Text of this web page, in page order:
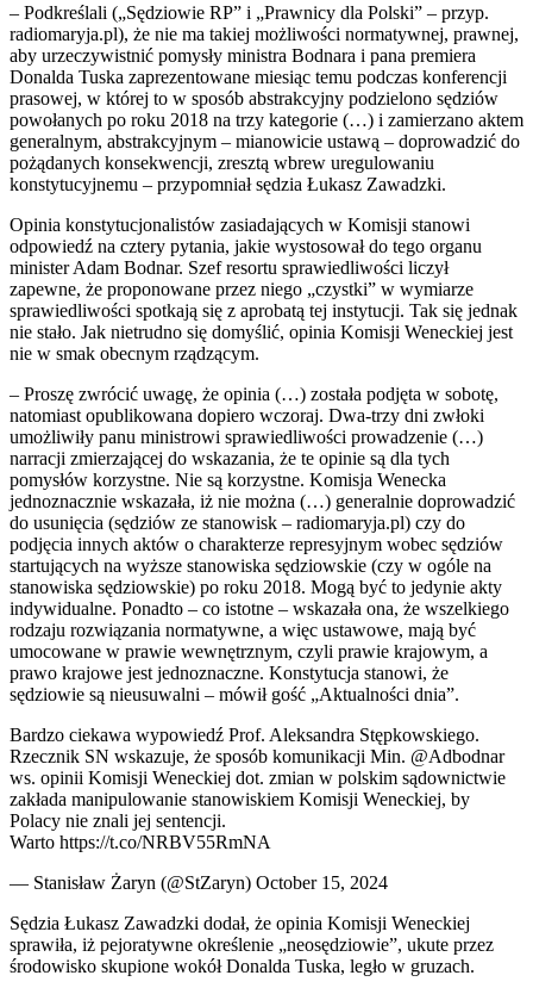
– Podkreślali („Sędziowie RP” i „Prawnicy dla Polski” – przyp.
radiomaryja.pl), że nie ma takiej możliwości normatywnej, prawnej,
aby urzeczywistnić pomysły ministra Bodnara i pana premiera
Donalda Tuska zaprezentowane miesiąc temu podczas konferencji
prasowej, w której to w sposób abstrakcyjny podzielono sędziów
powołanych po roku 2018 na trzy kategorie (…) i zamierzano aktem
generalnym, abstrakcyjnym – mianowicie ustawą – doprowadzić do
pożądanych konsekwencji, zresztą wbrew uregulowaniu
konstytucyjnemu – przypomniał sędzia Łukasz Zawadzki.
Opinia konstytucjonalistów zasiadających w Komisji stanowi
odpowiedź na cztery pytania, jakie wystosował do tego organu
minister Adam Bodnar. Szef resortu sprawiedliwości liczył
zapewne, że proponowane przez niego „czystki” w wymiarze
sprawiedliwości spotkają się z aprobatą tej instytucji. Tak się jednak
nie stało. Jak nietrudno się domyślić, opinia Komisji Weneckiej jest
nie w smak obecnym rządzącym.
– Proszę zwrócić uwagę, że opinia (…) została podjęta w sobotę,
natomiast opublikowana dopiero wczoraj. Dwa-trzy dni zwłoki
umożliwiły panu ministrowi sprawiedliwości prowadzenie (…)
narracji zmierzającej do wskazania, że te opinie są dla tych
pomysłów korzystne. Nie są korzystne. Komisja Wenecka
jednoznacznie wskazała, iż nie można (…) generalnie doprowadzić
do usunięcia (sędziów ze stanowisk – radiomaryja.pl) czy do
podjęcia innych aktów o charakterze represyjnym wobec sędziów
startujących na wyższe stanowiska sędziowskie (czy w ogóle na
stanowiska sędziowskie) po roku 2018. Mogą być to jedynie akty
indywidualne. Ponadto – co istotne – wskazała ona, że wszelkiego
rodzaju rozwiązania normatywne, a więc ustawowe, mają być
umocowane w prawie wewnętrznym, czyli prawie krajowym, a
prawo krajowe jest jednoznaczne. Konstytucja stanowi, że
sędziowie są nieusuwalni – mówił gość „Aktualności dnia”.
Bardzo ciekawa wypowiedź Prof. Aleksandra Stępkowskiego.
Rzecznik SN wskazuje, że sposób komunikacji Min. @Adbodnar
ws. opinii Komisji Weneckiej dot. zmian w polskim sądownictwie
zakłada manipulowanie stanowiskiem Komisji Weneckiej, by
Polacy nie znali jej sentencji.
Warto https://t.co/NRBV55RmNA
— Stanisław Żaryn (@StZaryn) October 15, 2024
Sędzia Łukasz Zawadzki dodał, że opinia Komisji Weneckiej
sprawiła, iż pejoratywne określenie „neosędziowie”, ukute przez
środowisko skupione wokół Donalda Tuska, legło w gruzach.